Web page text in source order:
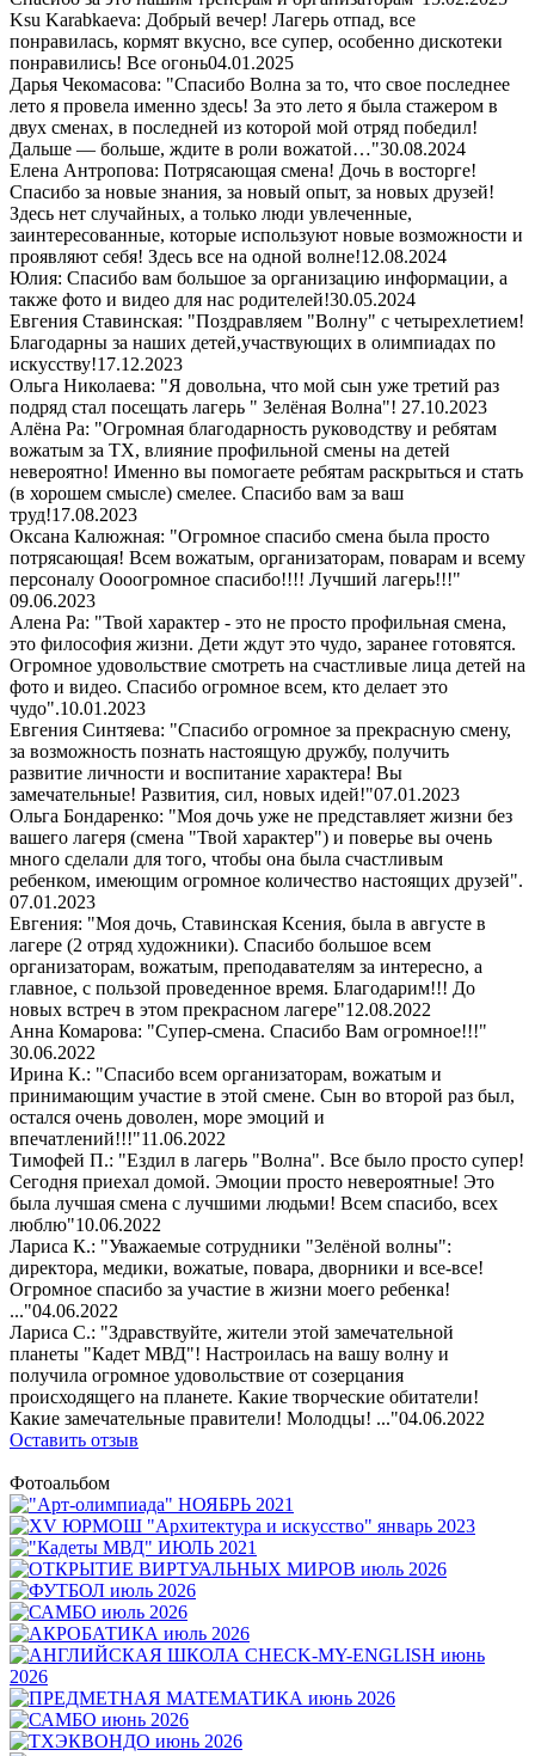
Ksu Karabkaeva: Добрый вечер! Лагерь отпад, все
понравилась, кормят вкусно, все супер, особенно дискотеки
понравились! Все огонь04.01.2025
Дарья Чекомасова: "Спасибо Волна за то, что свое последнее
лето я провела именно здесь! За это лето я была стажером в
двух сменах, в последней из которой мой отряд победил!
Дальше — больше, ждите в роли вожатой…"30.08.2024
Елена Антропова: Потрясающая смена! Дочь в восторге!
Спасибо за новые знания, за новый опыт, за новых друзей!
Здесь нет случайных, а только люди увлеченные,
заинтересованные, которые используют новые возможности и
проявляют себя! Здесь все на одной волне!12.08.2024
Юлия: Спасибо вам большое за организацию информации, а
также фото и видео для нас родителей!30.05.2024
Евгения Ставинская: "Поздравляем "Волну" с четырехлетием!
Благодарны за наших детей,участвующих в олимпиадах по
искусству!17.12.2023
Ольга Николаева: "Я довольна, что мой сын уже третий раз
подряд стал посещать лагерь " Зелёная Волна"! 27.10.2023
Алёна Ра: "Огромная благодарность руководству и ребятам
вожатым за ТХ, влияние профильной смены на детей
невероятно! Именно вы помогаете ребятам раскрыться и стать
(в хорошем смысле) смелее. Спасибо вам за ваш
труд!17.08.2023
Оксана Калюжная: "Огромное спасибо смена была просто
потрясающая! Всем вожатым, организаторам, поварам и всему
персоналу Оооогромное спасибо!!!! Лучший лагерь!!!"
09.06.2023
Алена Ра: "Твой характер - это не просто профильная смена,
это философия жизни. Дети ждут это чудо, заранее готовятся.
Огромное удовольствие смотреть на счастливые лица детей на
фото и видео. Спасибо огромное всем, кто делает это
чудо".10.01.2023
Евгения Синтяева: "Спасибо огромное за прекрасную смену,
за возможность познать настоящую дружбу, получить
развитие личности и воспитание характера! Вы
замечательные! Развития, сил, новых идей!"07.01.2023
Ольга Бондаренко: "Моя дочь уже не представляет жизни без
вашего лагеря (смена "Твой характер") и поверье вы очень
много сделали для того, чтобы она была счастливым
ребенком, имеющим огромное количество настоящих друзей".
07.01.2023
Евгения: "Моя дочь, Ставинская Ксения, была в августе в
лагере (2 отряд художники). Спасибо большое всем
организаторам, вожатым, преподавателям за интересно, а
главное, с пользой проведенное время. Благодарим!!! До
новых встреч в этом прекрасном лагере"12.08.2022
Анна Комарова: "Супер-смена. Спасибо Вам огромное!!!"
30.06.2022
Ирина К.: "Спасибо всем организаторам, вожатым и
принимающим участие в этой смене. Сын во второй раз был,
остался очень доволен, море эмоций и
впечатлений!!!"11.06.2022
Тимофей П.: "Ездил в лагерь "Волна". Все было просто супер!
Сегодня приехал домой. Эмоции просто невероятные! Это
была лучшая смена с лучшими людьми! Всем спасибо, всех
люблю"10.06.2022
Лариса К.: "Уважаемые сотрудники "Зелёной волны":
директора, медики, вожатые, повара, дворники и все-все!
Огромное спасибо за участие в жизни моего ребенка!
..."04.06.2022
Лариса С.: "Здравствуйте, жители этой замечательной
планеты "Кадет МВД"! Настроилась на вашу волну и
получила огромное удовольствие от созерцания
происходящего на планете. Какие творческие обитатели!
Какие замечательные правители! Молодцы! ..."04.06.2022
Оставить отзыв
Фотоальбом